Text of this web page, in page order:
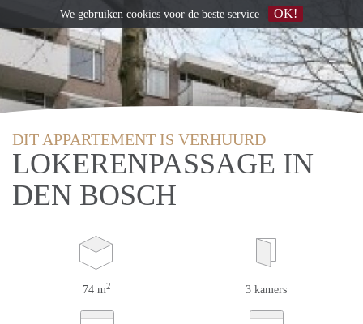
DIT APPARTEMENT IS VERHUURD
LOKERENPASSAGE IN
DEN BOSCH
74 m2 3 kamers
We gebruiken cookies voor de beste service OK!